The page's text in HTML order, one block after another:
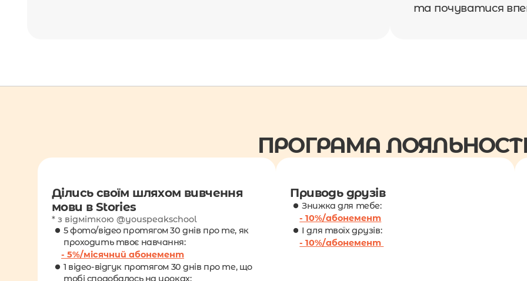
та почуватися
ПРОГРАМА
Ділись своїм шляхом вивчення
мови в Stories
* з відміткою @youspeakschool
5 фото/відео протягом 30 днів про те, як
проходить твоє навчання:
- 5%/місячний абонемент
1 відео-відгук протягом 30 днів про те, що
тобі сподобалось на уроках:
Приводь друзів
Знижка для тебе:
- 10%/абонемент
І для твоїх друзів:
- 10%/абонемент